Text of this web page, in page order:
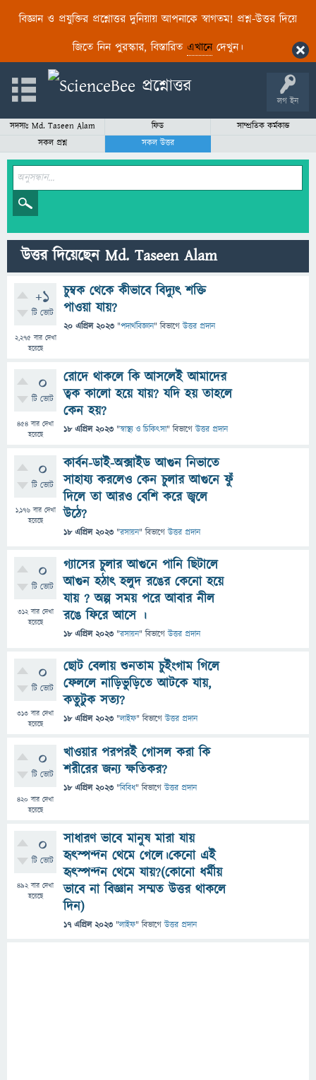
বিজ্ঞান ও প্রযুক্তির প্রশ্নোত্তর দুনিয়ায় আপনাকে স্বাগতম! প্রশ্ন-উত্তর দিয়ে
জিতে নিন পুরস্কার, বিস্তারিত এখানেদেখুন।
লগ ইন
সদস্যঃ Md. Taseen Alam ফিড
সাম্প্রতিক কর্মকান্ড
সকল প্রশ্ন
সকল উত্তর
উত্তর দিয়েছেন Md. Taseen Alam
+1
টি ভোট
2,275বার দেখা
হয়েছে
চুম্বক থেকে কীভাবে বিদ্যুৎ শক্তি
পাওয়া যায়?
20 এপ্রিল 2023 "পদার্থবিজ্ঞান" বিভাগে উত্তর প্রদান
0
টি ভোট
454 বার দেখা
হয়েছে
রোদে থাকলে কি আসলেই আমাদের
ত্বক কালো হয়ে যায়? যদি হয় তাহলে
কেন হয়?
18 এপ্রিল 2023 "স্বাস্থ্য ও চিকিৎসা" বিভাগে উত্তর প্রদান
0
টি ভোট
1,176বার দেখা
হয়েছে
কার্বন-ডাই-অক্সাইড আগুন নিভাতে
সাহায্য করলেও কেন চুলার আগুনে ফুঁ
দিলে তা আরও বেশি করে জ্বলে
উঠে?
18 এপ্রিল 2023 "রসায়ন" বিভাগে উত্তর প্রদান
0
টি ভোট
312বার দেখা
হয়েছে
গ্যাসের চুলার আগুনে পানি ছিটালে
আগুন হঠাৎ হলুদ রঙের কেনো হয়ে
যায় ? অল্প সময় পরে আবার নীল
রঙে ফিরে আসে ।
18 এপ্রিল 2023 "রসায়ন" বিভাগে উত্তর প্রদান
0
টি ভোট
313 বার দেখা
হয়েছে
ছোট বেলায় শুনতাম চুইংগাম গিলে
ফেললে নাড়িভুড়িতে আটকে যায়,
কতুটুক সত্য?
18 এপ্রিল 2023 "লাইফ" বিভাগে উত্তর প্রদান
0
টি ভোট
420 বার দেখা
হয়েছে
খাওয়ার পরপরই গোসল করা কি
শরীরের জন্য ক্ষতিকর?
18 এপ্রিল 2023 "বিবিধ" বিভাগে উত্তর প্রদান
0
টি ভোট
492বার দেখা
হয়েছে
সাধারণ ভাবে মানুষ মারা যায়
হৃৎস্পন্দন থেমে গেলে।কেনো এই
হৃৎস্পন্দন থেমে যায়?(কোনো ধর্মীয়
ভাবে না বিজ্ঞান সম্মত উত্তর থাকলে
দিন)
17 এপ্রিল 2023 "লাইফ" বিভাগে উত্তর প্রদান